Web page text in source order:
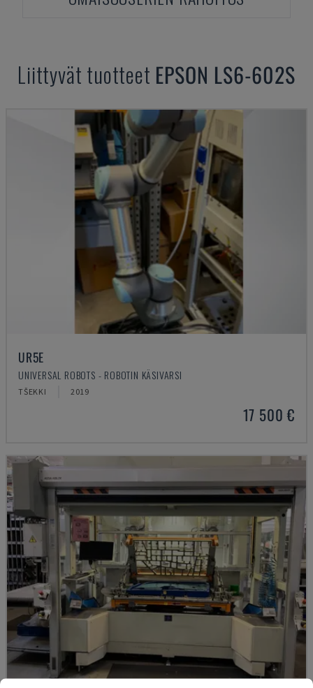
Liittyvät tuotteet EPSON LS6-602S
UR5E
UNIVERSAL ROBOTS - ROBOTIN KÄSIVARSI
TŠEKKI 2019
17 500 €